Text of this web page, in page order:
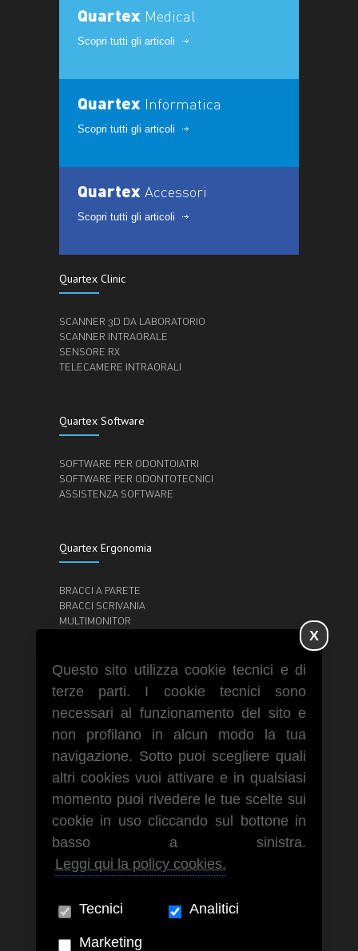
Quartex Medical
Scopri tutti gli articoli
Quartex Informatica
Scopri tutti gli articoli
Quartex Accessori
Scopri tutti gli articoli
Quartex Clinic
SCANNER 3D DA LABORATORIO
SCANNER INTRAORALE
SENSORE RX
TELECAMERE INTRAORALI
Quartex Software
SOFTWARE PER ODONTOIATRI
SOFTWARE PER ODONTOTECNICI
ASSISTENZA SOFTWARE
Quartex Ergonomia
BRACCI A PARETE
BRACCI SCRIVANIA
MULTIMONITOR
CARRELLI
SUPPORTI TABLET IPAD
SUPPORTI SOFFITTO
Via Paolo Giovio, 28 - 20144 Milano
Tel. +39 02 4984998
Area Rivenditori
Questo sito utilizza cookie tecnici e di
terze parti. I cookie tecnici sono
necessari al funzionamento del sito e
non profilano in alcun modo la tua
navigazione. Sotto puoi scegliere quali
altri cookies vuoi attivare e in qualsiasi
momento puoi rivedere le tue scelte sui
cookie in uso cliccando sul bottone in
basso a sinistra.
Leggi qui la policy cookies.
Tecnici Analitici
Marketing
X